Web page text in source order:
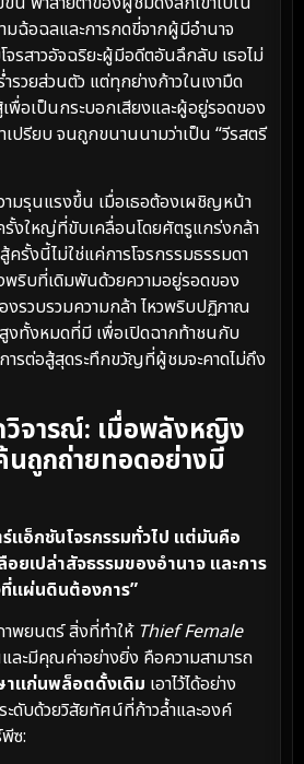
มฉ้อฉลและการกดขี่จากผู้มีอำนาจ
รสาวอัจฉริยะผู้มีอดีตอันลึกลับ เธอไม่
รวยส่วนตัว แต่ทุกย่างก้าวในเงามืด
พื่อเป็นกระบอกเสียงและผู้อยู่รอดของ
เปรียบ จนถูกขนานนามว่าเป็น “วีรสตรี
ามรุนแรงขึ้น เมื่อเธอต้องเผชิญหน้า
งใหญ่ที่ขับเคลื่อนโดยศัตรูแกร่งกล้า
ครั้งนี้ไม่ใช่แค่การโจรกรรมธรรมดา
พริบที่เดิมพันด้วยความอยู่รอดของ
รวบรวมความกล้า ไหวพริบปฏิภาณ
งทั้งหมดที่มี เพื่อเปิดฉากท้าชนกับ
ารต่อสู้สุดระทึกขวัญที่ผู้ชมจะคาดไม่ถึง
จารณ์: เมื่อพลังหญิง
นถูกถ่ายทอดอย่างมี
แอ็กชันโจรกรรมทั่วไป แต่มันคือ
ยเปล่าสัจธรรมของอำนาจ และการ
แผ่นดินต้องการ”
าพยนตร์ สิ่งที่ทำให้ Thief Female
ละมีคุณค่าอย่างยิ่ง คือความสามารถ
าแก่นพล็อตดั้งเดิม เอาไว้ได้อย่าง
ดับด้วยวิสัยทัศน์ที่ก้าวล้ำและองค์
ซ: